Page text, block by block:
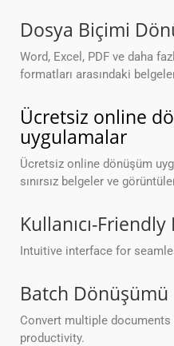
Dosya Biçimi
Word, Excel, PDF ve daha
formatları arasındaki
Ücretsiz online
uygulamalar
Ücretsiz online dönüşüm
sınırsız belgeler ve
Kullanıcı-
Intuitive interface for
Batch Dönüşümü
Convert multiple
productivity.